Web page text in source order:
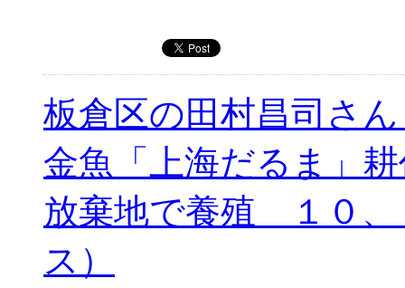
板倉区の田村昌司さ
金魚「上海だるま」
放棄地で養殖 １０、
ス）